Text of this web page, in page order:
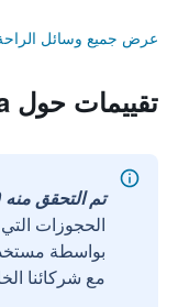
عرض جميع وسائل الراحة
تقييمات حول Baan Supichaya
تم التحقق منه 100%
الحجوزات
مع شركائنا